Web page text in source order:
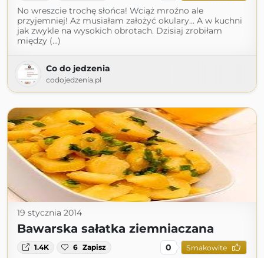
No wreszcie trochę słońca! Wciąż mroźno ale
przyjemniej! Aż musiałam założyć okulary… A w kuchni
jak zwykle na wysokich obrotach. Dzisiaj zrobiłam
między (...)
Co do jedzenia
codojedzenia.pl
19 stycznia 2014
Bawarska sałatka ziemniaczana
1.4K 6 Zapisz 0 Smakowite